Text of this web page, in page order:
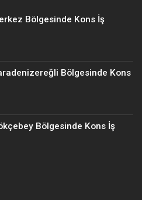
Bölgesinde Kons İş
Bölgesinde Kons
Bölgesinde Kons İş